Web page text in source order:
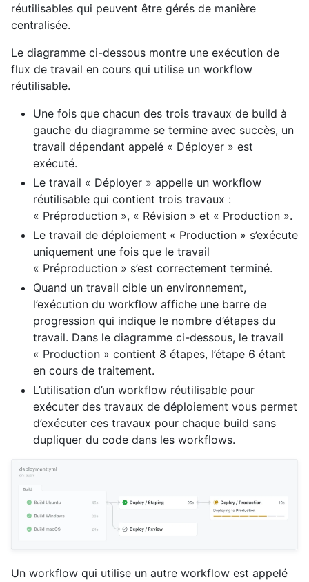
réutilisables qui peuvent être gérés de manière
centralisée.
Le diagramme ci-dessous montre une exécution de
flux de travail en cours qui utilise un workflow
réutilisable.
Une fois que chacun des trois travaux de build à
gauche du diagramme se termine avec succès, un
travail dépendant appelé « Déployer » est
exécuté.
Le travail « Déployer » appelle un workflow
réutilisable qui contient trois travaux :
« Préproduction », « Révision » et « Production ».
Le travail de déploiement « Production » s’exécute
uniquement une fois que le travail
« Préproduction » s’est correctement terminé.
Quand un travail cible un environnement,
l’exécution du workflow affiche une barre de
progression qui indique le nombre d’étapes du
travail. Dans le diagramme ci-dessous, le travail
« Production » contient 8 étapes, l’étape 6 étant
en cours de traitement.
L’utilisation d’un workflow réutilisable pour
exécuter des travaux de déploiement vous permet
d’exécuter ces travaux pour chaque build sans
dupliquer du code dans les workflows.
Un workflow qui utilise un autre workflow est appelé